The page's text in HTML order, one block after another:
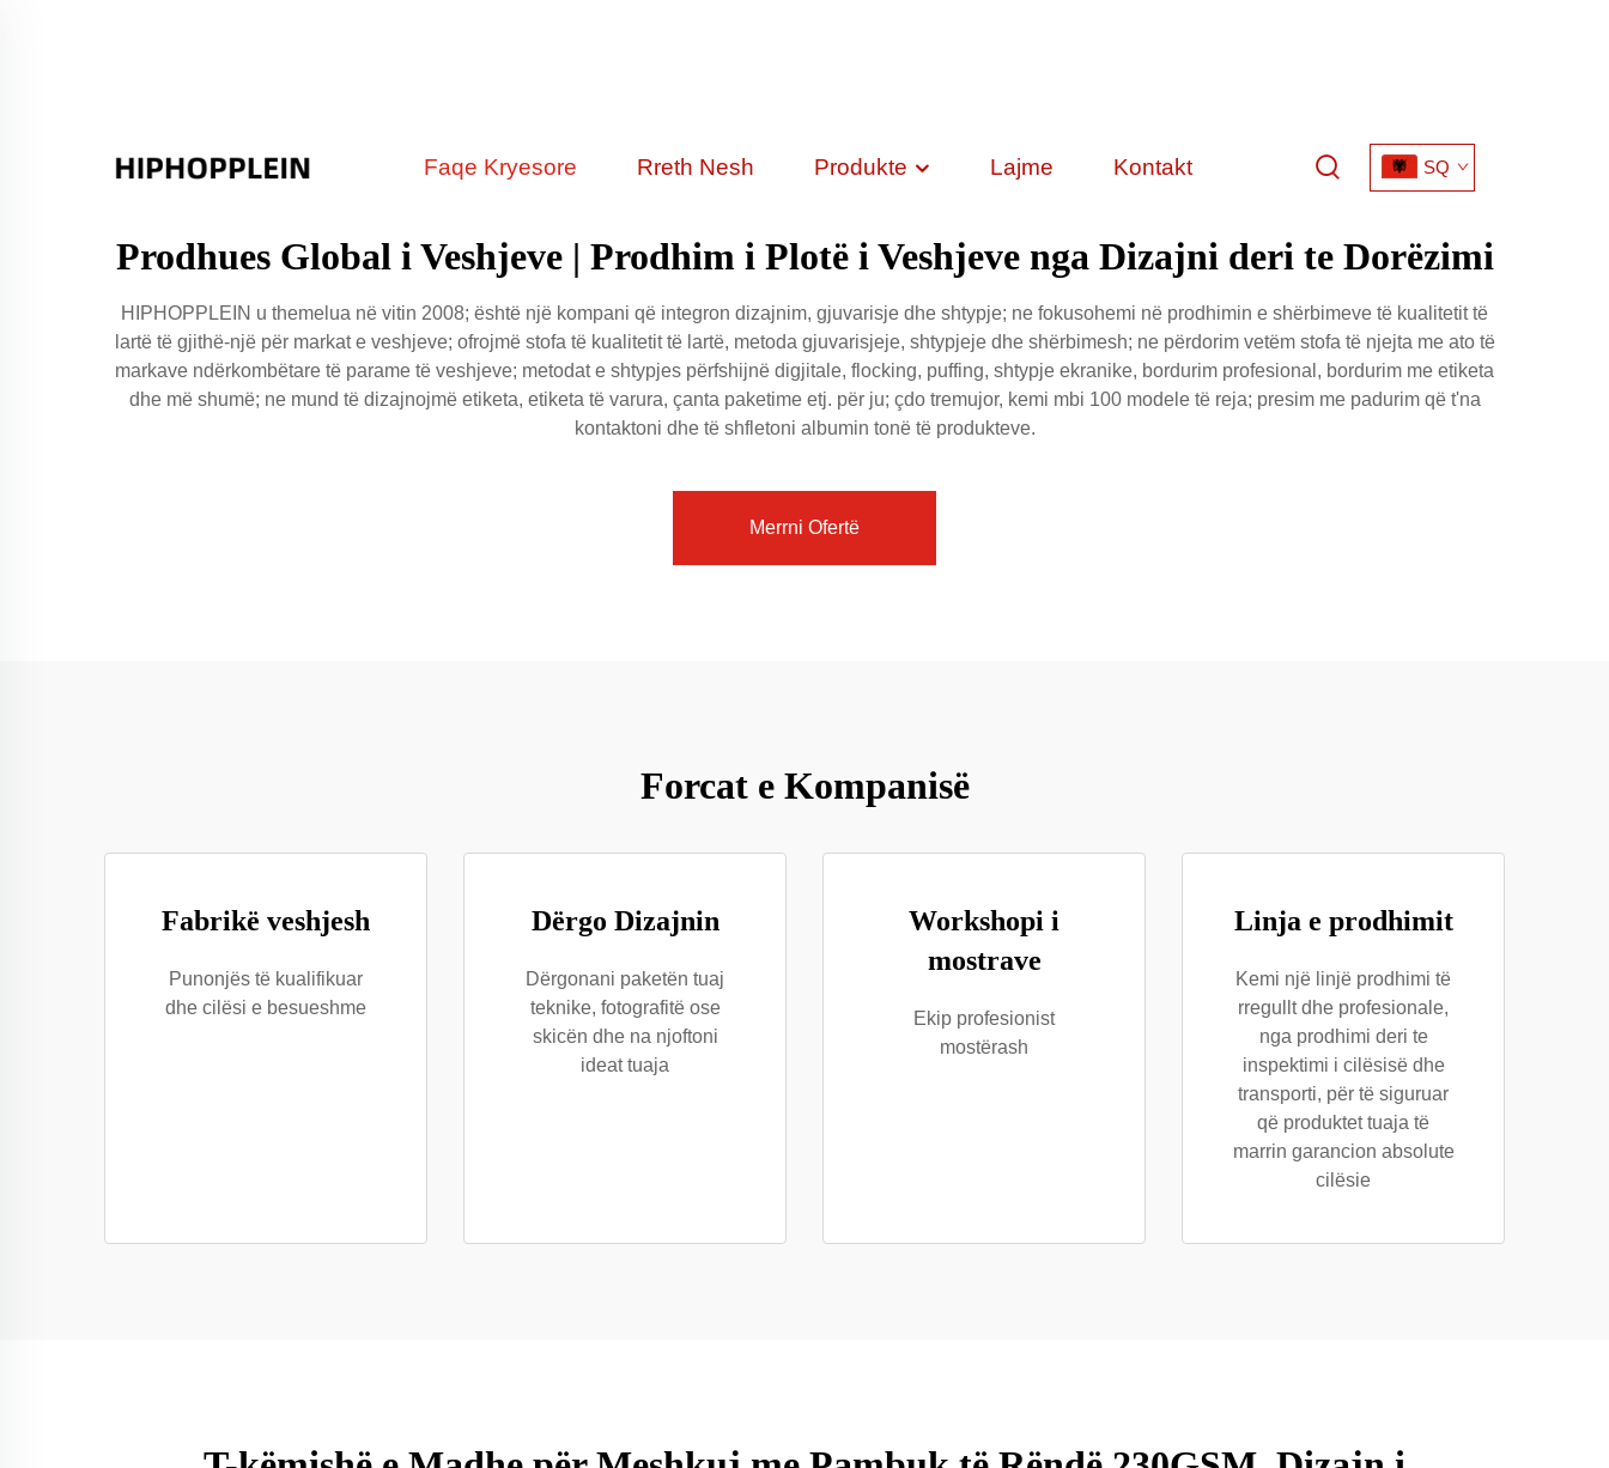
Faqe Kryesore Rreth Nesh Produkte Lajme Kontakt SQ
Prodhues Global i Veshjeve | Prodhim i Plotë i Veshjeve nga Dizajni deri te Dorëzimi
HIPHOPPLEIN u themelua në vitin 2008; është një kompani që integron dizajnim, gjuvarisje dhe shtypje; ne fokusohemi në prodhimin e shërbimeve të kualitetit të
lartë të gjithë-një për markat e veshjeve; ofrojmë stofa të kualitetit të lartë, metoda gjuvarisjeje, shtypjeje dhe shërbimesh; ne përdorim vetëm stofa të njejta me ato të
markave ndërkombëtare të parame të veshjeve; metodat e shtypjes përfshijnë digjitale, flocking, puffing, shtypje ekranike, bordurim profesional, bordurim me etiketa
dhe më shumë; ne mund të dizajnojmë etiketa, etiketa të varura, çanta paketime etj. për ju; çdo tremujor, kemi mbi 100 modele të reja; presim me padurim që t'na
kontaktoni dhe të shfletoni albumin tonë të produkteve.
Merrni Ofertë
Forcat e Kompanisë
Fabrikë veshjesh
Punonjës të kualifikuar
dhe cilësi e besueshme
Dërgo Dizajnin
Dërgonani paketën tuaj
teknike, fotografitë ose
skicën dhe na njoftoni
ideat tuaja
Workshopi i
mostrave
Ekip profesionist
mostërash
Linja e prodhimit
Kemi një linjë prodhimi të
rregullt dhe profesionale,
nga prodhimi deri te
inspektimi i cilësisë dhe
transporti, për të siguruar
që produktet tuaja të
marrin garancion absolute
cilësie